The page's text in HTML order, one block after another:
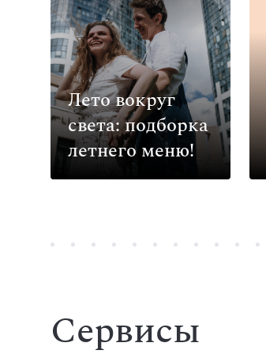
Лето вокруг
света: подборка
летнего меню!
Сервисы